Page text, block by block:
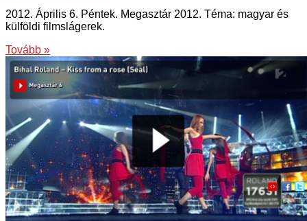
2012. Április 6. Péntek. Megasztár 2012. Téma: magyar és
külföldi filmslágerek.
Tovább »